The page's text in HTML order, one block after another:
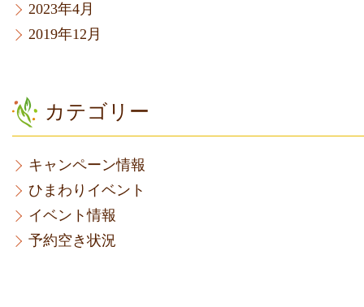
2023年4月
2019年12月
カテゴリー
キャンペーン情報
ひまわりイベント
イベント情報
予約空き状況